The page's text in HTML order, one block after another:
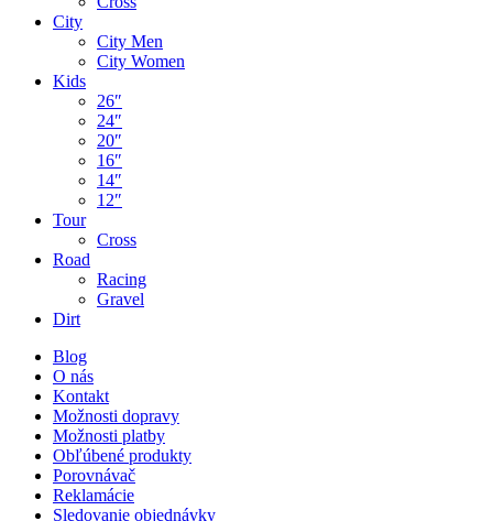
City
City Men
City Women
Kids
26″
24″
20″
16″
14″
12″
Tour
Cross
Road
Racing
Gravel
Dirt
Blog
O nás
Kontakt
Možnosti dopravy
Možnosti platby
Obľúbené produkty
Porovnávač
Reklamácie
Sledovanie objednávky